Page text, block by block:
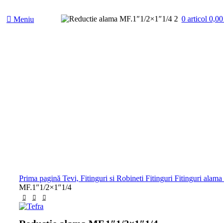
Meniu 0 articol
Prima pagină Tevi, Fitinguri si Robineti Fitinguri Fitinguri alama
MF.1″1/2×1″1/4